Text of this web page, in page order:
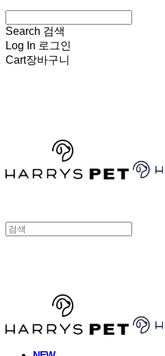
Search 검색
Log In 로그인
Cart장바구니